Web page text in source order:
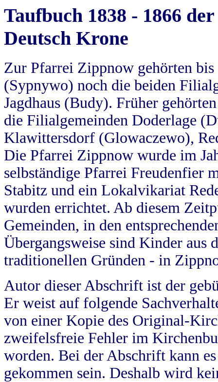
Taufbuch 1838 - 1866
Deutsch Krone
Zur Pfarrei Zippnow gehörten
(Sypnywo) noch die beiden
Jagdhaus (Budy). Früher
die Filialgemeinden Doderlage
Klawittersdorf (Glowaczewo),
Die Pfarrei Zippnow wurde im
selbständige Pfarrei Freudenfier
Stabitz und ein Lokalvikariat
wurden errichtet. Ab diesem
Gemeinden, in den
Übergangsweise sind Kinder aus
traditionellen Gründen - in
Autor dieser Abschrift ist der
Er weist auf folgende
von einer Kopie des Original-
zweifelsfreie Fehler im
worden. Bei der Abschrift kann
gekommen sein. Deshalb wird